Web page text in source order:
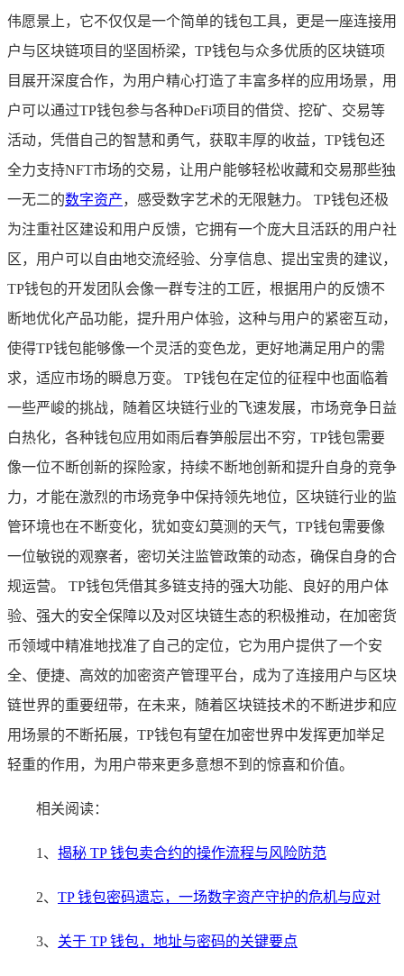
伟愿景上，它不仅仅是一个简单的钱包工具，更是一座连接用
户与区块链项目的坚固桥梁，TP钱包与众多优质的区块链项
目展开深度合作，为用户精心打造了丰富多样的应用场景，用
户可以通过TP钱包参与各种DeFi项目的借贷、挖矿、交易等
活动，凭借自己的智慧和勇气，获取丰厚的收益，TP钱包还
全力支持NFT市场的交易，让用户能够轻松收藏和交易那些独
一无二的数字资产，感受数字艺术的无限魅力。 TP钱包还极
为注重社区建设和用户反馈，它拥有一个庞大且活跃的用户社
区，用户可以自由地交流经验、分享信息、提出宝贵的建议，
TP钱包的开发团队会像一群专注的工匠，根据用户的反馈不
断地优化产品功能，提升用户体验，这种与用户的紧密互动，
使得TP钱包能够像一个灵活的变色龙，更好地满足用户的需
求，适应市场的瞬息万变。 TP钱包在定位的征程中也面临着
一些严峻的挑战，随着区块链行业的飞速发展，市场竞争日益
白热化，各种钱包应用如雨后春笋般层出不穷，TP钱包需要
像一位不断创新的探险家，持续不断地创新和提升自身的竞争
力，才能在激烈的市场竞争中保持领先地位，区块链行业的监
管环境也在不断变化，犹如变幻莫测的天气，TP钱包需要像
一位敏锐的观察者，密切关注监管政策的动态，确保自身的合
规运营。 TP钱包凭借其多链支持的强大功能、良好的用户体
验、强大的安全保障以及对区块链生态的积极推动，在加密货
币领域中精准地找准了自己的定位，它为用户提供了一个安
全、便捷、高效的加密资产管理平台，成为了连接用户与区块
链世界的重要纽带，在未来，随着区块链技术的不断进步和应
用场景的不断拓展，TP钱包有望在加密世界中发挥更加举足
轻重的作用，为用户带来更多意想不到的惊喜和价值。
相关阅读：
1、 揭秘 TP 钱包卖合约的操作流程与风险防范
2、 TP 钱包密码遗忘，一场数字资产守护的危机与应对
3、 关于 TP 钱包，地址与密码的关键要点